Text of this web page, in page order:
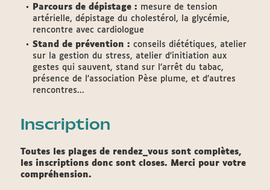
Parcours de dépistage : mesure de tension
artérielle, dépistage du cholestérol, la glycémie,
rencontre avec cardiologue
Stand de prévention : conseils diététiques, atelier
sur la gestion du stress, atelier d’initiation aux
gestes qui sauvent, stand sur l’arrêt du tabac,
présence de l’association Pèse plume, et d’autres
rencontres...
Inscription
Toutes les plages de rendez_vous sont complètes,
les inscriptions donc sont closes. Merci pour votre
compréhension.